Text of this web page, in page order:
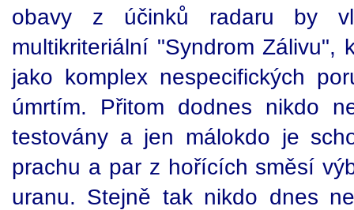
obavy z účinků radaru by
multikriteriální "Syndrom Zálivu",
jako komplex nespecifických
úmrtím. Přitom dodnes nikdo
testovány a jen málokdo je
prachu a par z hořících směsí
uranu. Stejně tak nikdo dnes